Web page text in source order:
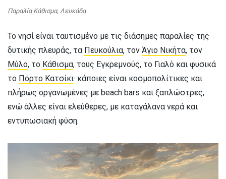
Παραλία Κάθισμα, Λευκάδα
Το νησί είναι ταυτισμένο με τις διάσημες παραλίες της
δυτικής πλευράς, τα Πευκούλια, τον Άγιο Νικήτα, τον
Μύλο, το Κάθισμα, τους Εγκρεμνούς, το Γιαλό και φυσικά
το Πόρτο Κατσίκι· κάποιες είναι κοσμοπολίτικες και
πλήρως οργανωμένες με beach bars και ξαπλώστρες,
ενώ άλλες είναι ελεύθερες, με καταγάλανα νερά και
εντυπωσιακή φύση.